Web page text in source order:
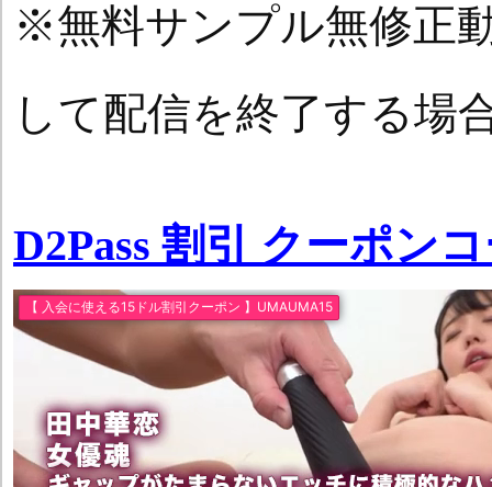
※無料サンプル無修正
して配信を終了する場
D2Pass 割引 クーポン